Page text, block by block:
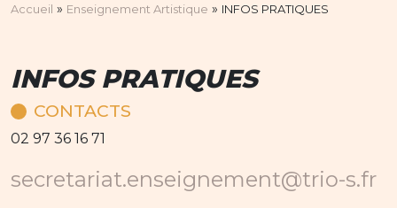
Accueil » Enseignement Artistique » INFOS PRATIQUES
INFOS PRATIQUES
CONTACTS
02 97 36 16 71
secretariat.enseignement@trio-s.fr